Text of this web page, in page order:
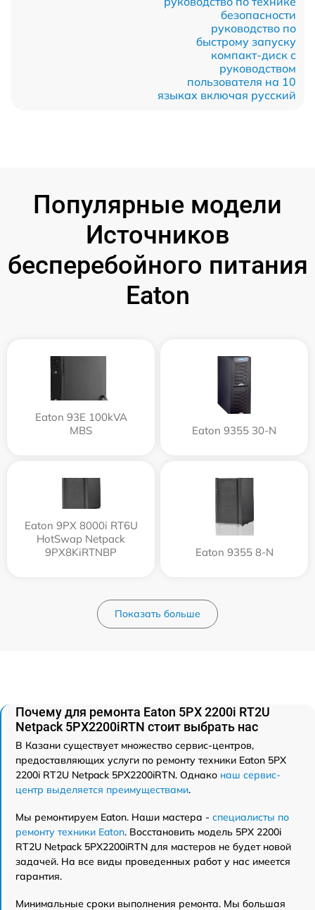
безопасности
руководство по
быстрому запуску
компакт-диск с
руководством
пользователя на 10
языках включая русский
Популярные модели
Источников
бесперебойного питания
Eaton
Eaton 93E 100kVA
MBS
Eaton 9355 30-N
Eaton 9PX 8000i RT6U
HotSwap Netpack
9PX8KiRTNBP
Eaton 9355 8-N
Показать больше
Почему для ремонта Eaton 5PX 2200i RT2U
Netpack 5PX2200iRTN стоит выбрать нас
В Казани существует множество сервис-центров,
предоставляющих услуги по ремонту техники Eaton 5PX
2200i RT2U Netpack 5PX2200iRTN. Однако наш сервис-
центр выделяется преимуществами.
Мы ремонтируем Eaton. Наши мастера - специалисты по
ремонту техники Eaton. Восстановить модель 5PX 2200i
RT2U Netpack 5PX2200iRTN для мастеров не будет новой
задачей. На все виды проведенных работ у нас имеется
гарантия.
Минимальные сроки выполнения ремонта. Мы большая